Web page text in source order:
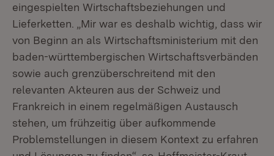
eingespielten Wirtschaftsbeziehungen und
Lieferketten. „Mir war es deshalb wichtig, dass wir
von Beginn an als Wirtschaftsministerium mit den
baden-württembergischen Wirtschaftsverbänden
sowie auch grenzüberschreitend mit den
relevanten Akteuren aus der Schweiz und
Frankreich in einem regelmäßigen Austausch
stehen, um frühzeitig über aufkommende
Problemstellungen in diesem Kontext zu erfahren